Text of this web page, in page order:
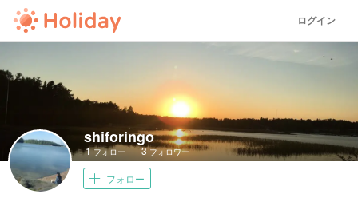
ログイン
shiforingo
1フォロー 3フォロワー
フォロー